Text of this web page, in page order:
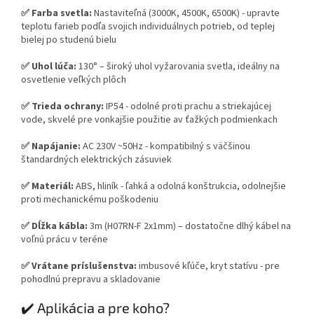
✅ Farba svetla: Nastaviteľná (3000K, 4500K, 6500K) - upravte
teplotu farieb podľa svojich individuálnych potrieb, od teplej
bielej po studenú bielu
✅ Uhol lúča: 130° – široký uhol vyžarovania svetla, ideálny na
osvetlenie veľkých plôch
✅ Trieda ochrany: IP54 - odolné proti prachu a striekajúcej
vode, skvelé pre vonkajšie použitie av ťažkých podmienkach
✅ Napájanie: AC 230V ~50Hz - kompatibilný s väčšinou
štandardných elektrických zásuviek
✅ Materiál: ABS, hliník - ľahká a odolná konštrukcia, odolnejšie
proti mechanickému poškodeniu
✅ Dĺžka kábla: 3m (H07RN-F 2x1mm) – dostatočne dlhý kábel na
voľnú prácu v teréne
✅ Vrátane príslušenstva: imbusové kľúče, kryt statívu - pre
pohodlnú prepravu a skladovanie
✔️ Aplikácia a pre koho?